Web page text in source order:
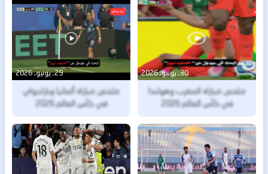
30, يونيو, 2026
ملخص مباراة المغرب وهولندا
في كأس العالم 2026
29, يونيو, 2026
ملخص مباراة ألمانيا وباراجواي
في كأس العالم 2026